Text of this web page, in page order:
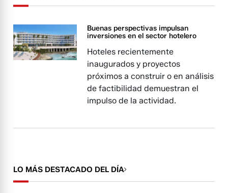
Buenas perspectivas impulsan
inversiones en el sector hotelero
Hoteles recientemente
inaugurados y proyectos
próximos a construir o en análisis
de factibilidad demuestran el
impulso de la actividad.
LO MÁS DESTACADO DEL DÍA